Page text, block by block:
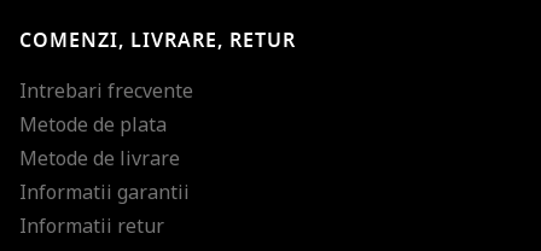
COMENZI, LIVRARE, RETUR
Intrebari frecvente
Metode de plata
Metode de livrare
Informatii garantii
Informatii retur